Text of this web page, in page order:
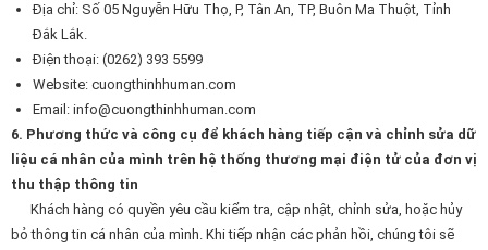
Địa chỉ: Số 05 Nguyễn Hữu Thọ, P, Tân An, TP, Buôn Ma Thuột, Tỉnh
Đắk Lắk.
Điện thoại: (0262) 393 5599
Website: cuongthinhhuman.com
Email: info@cuongthinhhuman.com
6. Phương thức và công cụ để khách hàng tiếp cận và chỉnh sửa dữ
liệu cá nhân của mình trên hệ thống thương mại điện tử của đơn vị
thu thập thông tin
Khách hàng có quyền yêu cầu kiểm tra, cập nhật, chỉnh sửa, hoặc hủy
bỏ thông tin cá nhân của mình. Khi tiếp nhận các phản hồi, chúng tôi sẽ